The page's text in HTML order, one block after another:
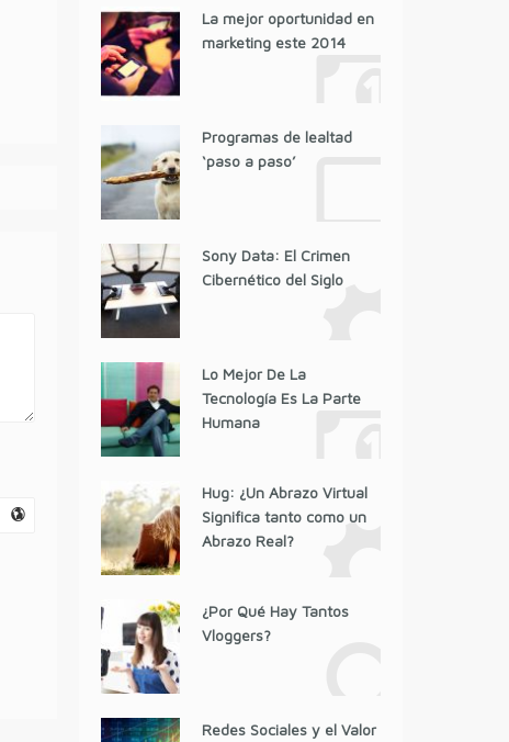
La mejor oportunidad en
marketing este 2014
Programas de lealtad
‘paso a paso’
Sony Data: El Crimen
Cibernético del Siglo
Lo Mejor De La
Tecnología Es La Parte
Humana
Hug: ¿Un Abrazo Virtual
Significa tanto como un
Abrazo Real?
¿Por Qué Hay Tantos
Vloggers?
Redes Sociales y el Valor